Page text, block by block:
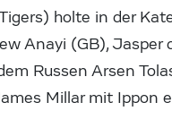
holte in der
Anayi (GB),
Russen Arsen
Millar mit Ippon